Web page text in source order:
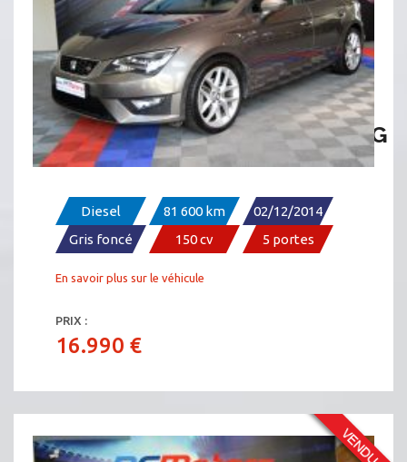
SÉAT LEON FR 2.0 TDI 150 DSG
Diesel 81 600 km
02/12/2014
Gris foncé
150 cv 5 portes
En savoir plus sur le véhicule
PRIX :
16.990 €